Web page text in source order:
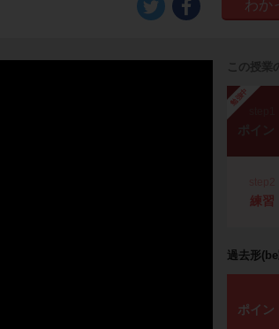
この授業
勉強中
練習
過去形
ポイン